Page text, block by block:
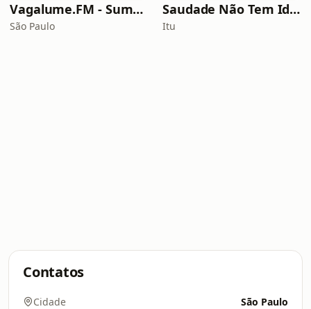
Vagalume.FM - Summer
São Paulo
Saudade Não Tem Idade
Itu
Contatos
Cidade São Paulo